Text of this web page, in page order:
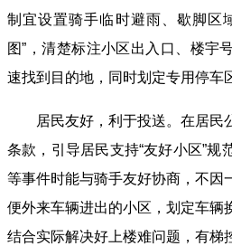
制宜设置骑手临时避雨、歇脚区
图”，清楚标注小区出入口、楼宇
速找到目的地，同时划定专用停车
居民友好，利于投送。在居民
条款，引导居民支持“友好小区”规
等事件时能与骑手友好协商，不因
便外来车辆进出的小区，划定车辆
结合实际解决好上楼难问题，有梯